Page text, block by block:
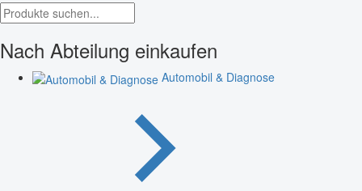
Nach Abteilung einkaufen
Automobil & Diagnose